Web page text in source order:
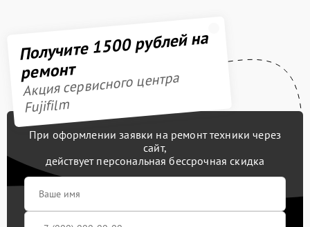
Получите 1500 рублей на
ремонт
Акция сервисного центра
Fujifilm
При оформлении заявки на ремонт техники через
сайт,
действует персональная бессрочная скидка